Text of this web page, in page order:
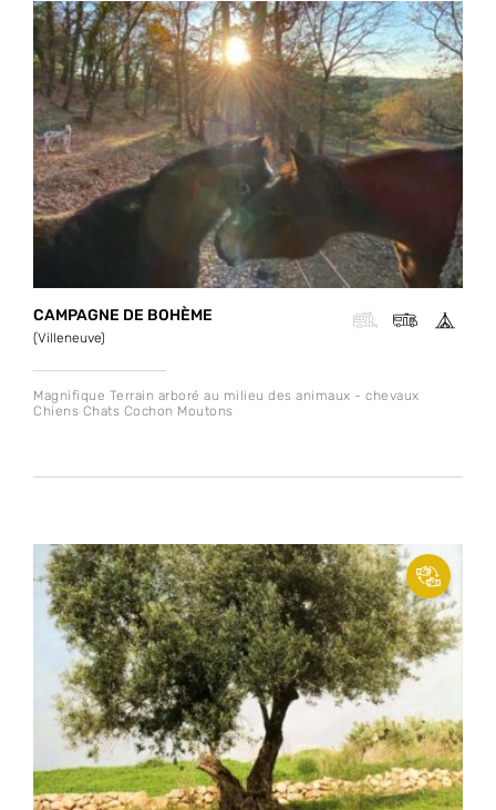
CAMPAGNE DE BOHÈME
(Villeneuve)
Magnifique Terrain arboré au milieu des animaux - chevaux
Chiens Chats Cochon Moutons